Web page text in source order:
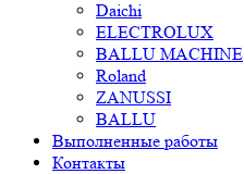
Daichi
ELECTROLUX
BALLU MACHINE
Roland
ZANUSSI
BALLU
Выполненные работы
Контакты